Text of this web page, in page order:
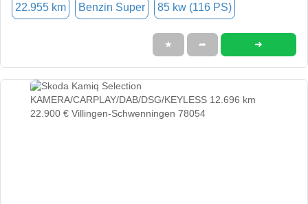
22.955 km Benzin Super 85 kw (116 PS)
★ ➦ ➜